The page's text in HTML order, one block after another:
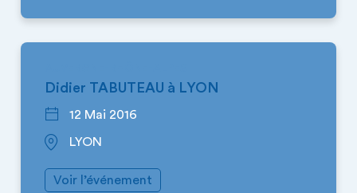
Didier TABUTEAU à LYON
12 Mai 2016
LYON
Voir l’événement